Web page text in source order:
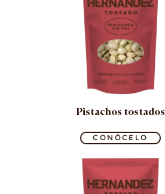
Pistachos tostados
CONÓCELO